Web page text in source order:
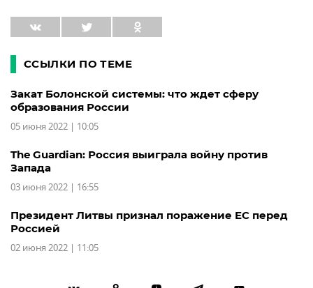
ССЫЛКИ ПО ТЕМЕ
Закат Болонской системы: что ждет сферу
образования России
05 июня 2022 | 10:05
The Guardian: Россия выиграла войну против
Запада
03 июня 2022 | 16:55
Президент Литвы признал поражение ЕС перед
Россией
02 июня 2022 | 11:05